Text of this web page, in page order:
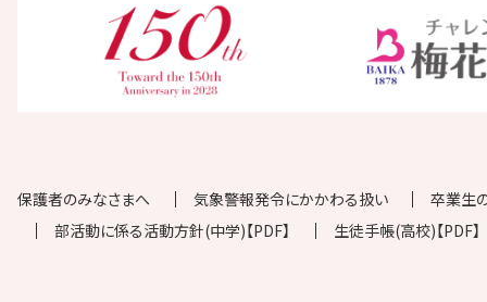
保護者のみなさまへ 気象警報発令にかかわる扱い
卒業生
部活動に係る活動方針(中学)【PDF】
生徒手帳(高校)【PDF】